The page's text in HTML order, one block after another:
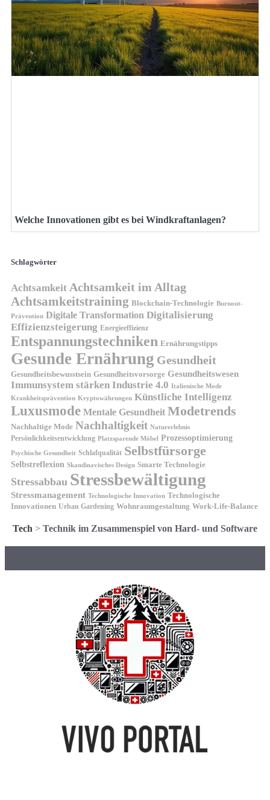
Welche Innovationen gibt es bei Windkraftanlagen?
Schlagwörter
Achtsamkeit Achtsamkeit im Alltag
Achtsamkeitstraining Blockchain-Technologie Burnout-
Prävention Digitale Transformation Digitalisierung
Effizienzsteigerung Energieeffizienz
Entspannungstechniken Ernährungstipps
Gesunde Ernährung Gesundheit
Gesundheitsbewusstsein Gesundheitsvorsorge Gesundheitswesen
Immunsystem stärken Industrie 4.0 Italienische Mode
Krankheitsprävention Kryptowährungen Künstliche Intelligenz
Luxusmode Mentale Gesundheit Modetrends
Nachhaltige Mode Nachhaltigkeit Naturerlebnis
Persönlichkeitsentwicklung Platzsparende Möbel Prozessoptimierung
Psychische Gesundheit Schlafqualität Selbstfürsorge
Selbstreflexion Skandinavisches Design Smarte Technologie
Stressabbau Stressbewältigung
Stressmanagement Technologische Innovation Technologische
Innovationen Urban Gardening Wohnraumgestaltung Work-Life-Balance
Tech > Technik im Zusammenspiel von Hard- und Software